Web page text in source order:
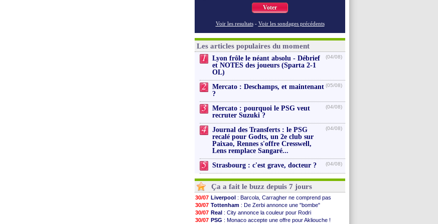
Voter
Voir les resultats - Voir les sondages précédents
Les articles populaires du moment
1
Lyon frôle le néant absolu - Débrief
et NOTES des joueurs (Sparta 2-1
OL)
(04/08)
2
Mercato : Deschamps, et maintenant
?
(05/08)
3
Mercato : pourquoi le PSG veut
recruter Suzuki ?
(04/08)
4
Journal des Transferts : le PSG
recalé pour Godts, un 2e club sur
Paixao, Rennes s'offre Cresswell,
Lens remplace Sangaré...
(04/08)
5 Strasbourg : c'est grave, docteur ? (04/08)
Ça a fait le buzz depuis 7 jours
30/07 Liverpool : Barcola, Carragher ne comprend pas
30/07 Tottenham : De Zerbi annonce une "bombe"
30/07 Real : City annonce la couleur pour Rodri
30/07 PSG : Monaco accepte une offre pour Akliouche !